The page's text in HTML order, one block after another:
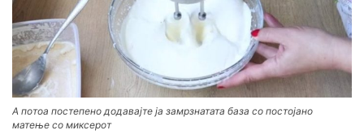
А потоа постепено додавајте ја замрзнатата база со постојано
матење со миксерот